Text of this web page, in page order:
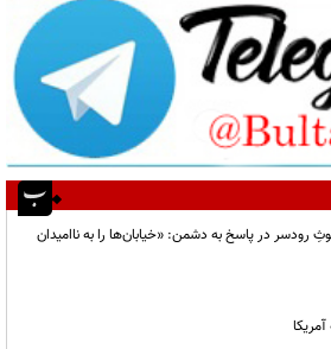
رودسر در پاسخ به دشمن: «خیابان‌ها را به ناامیدان